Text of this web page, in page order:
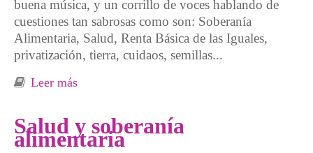
buena música, y un corrillo de voces hablando de
cuestiones tan sabrosas como son: Soberanía
Alimentaria, Salud, Renta Básica de las Iguales,
privatización, tierra, cuidaos, semillas...
Leer más
Salud y soberanía
alimentaria